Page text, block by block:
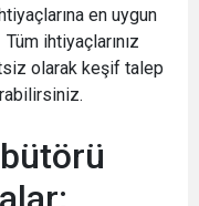
en uygun
ihtiyaçlarınız
olarak keşif talep